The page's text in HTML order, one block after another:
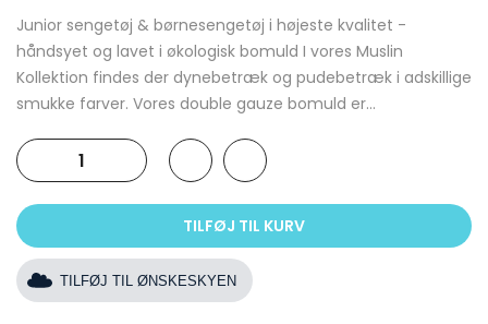
Junior sengetøj & børnesengetøj i højeste kvalitet -
håndsyet og lavet i økologisk bomuld I vores Muslin
Kollektion findes der dynebetræk og pudebetræk i adskillige
smukke farver. Vores double gauze bomuld er...
TILFØJ TIL KURV
TILFØJ TIL ØNSKESKYEN